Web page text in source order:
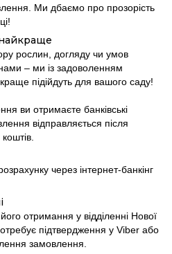
Ми дбаємо про прозорість
рослин, догляду чи умов
– ми із задоволенням
підійдуть для вашого саду!
ви отримаєте банківські
відправляється після
через інтернет-банкінг
отримання у відділенні Нової
підтвердження у Viber або
замовлення.